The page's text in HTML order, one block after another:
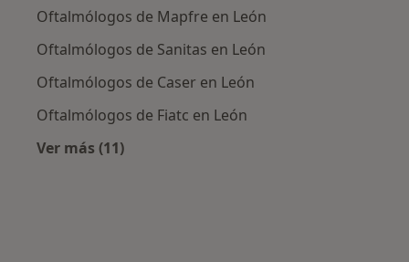
Oftalmólogos de Mapfre en León
Oftalmólogos de Sanitas en León
Oftalmólogos de Caser en León
Oftalmólogos de Fiatc en León
Ver más (11)